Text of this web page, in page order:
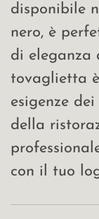
disponibile
nero, è
di eleganza
tovaglietta
esigenze
della
con il tuo